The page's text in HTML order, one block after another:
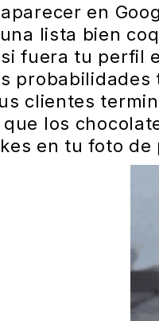
en
lista bien
fuera tu perfil
clientes
los
en tu foto de